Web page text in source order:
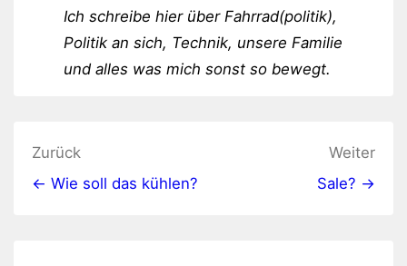
Ich schreibe hier über Fahrrad(politik),
Politik an sich, Technik, unsere Familie
und alles was mich sonst so bewegt.
Beitragsnavigation
Zurück
← Wie soll das kühlen?
Weiter
Sale? →